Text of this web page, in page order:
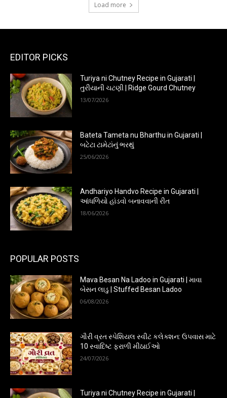
Load more
EDITOR PICKS
Turiya ni Chutney Recipe in Gujarati |
તુરીયાની ચટણી | Ridge Gourd Chutney
13/07/2026
Bateta Tameta nu Bharthu in Gujarati |
બટેટા ટામેટાંનું ભરથું
25/06/2026
Andhariyo Handvo Recipe in Gujarati |
આંધળિયો હાંડવો બનાવવાની રીત
18/06/2026
POPULAR POSTS
Mava Besan Na Ladoo in Gujarati | માવા
બેસન લાડુ | Stuffed Besan Ladoo
06/08/2026
ગૌરી વ્રત સ્પેશિયલ સ્વીટ કલેક્શન: ઉપવાસ માટે
10 સ્વાદિષ્ટ ફરાળી મીઠાઈઓ
24/07/2026
Turiya ni Chutney Recipe in Gujarati |